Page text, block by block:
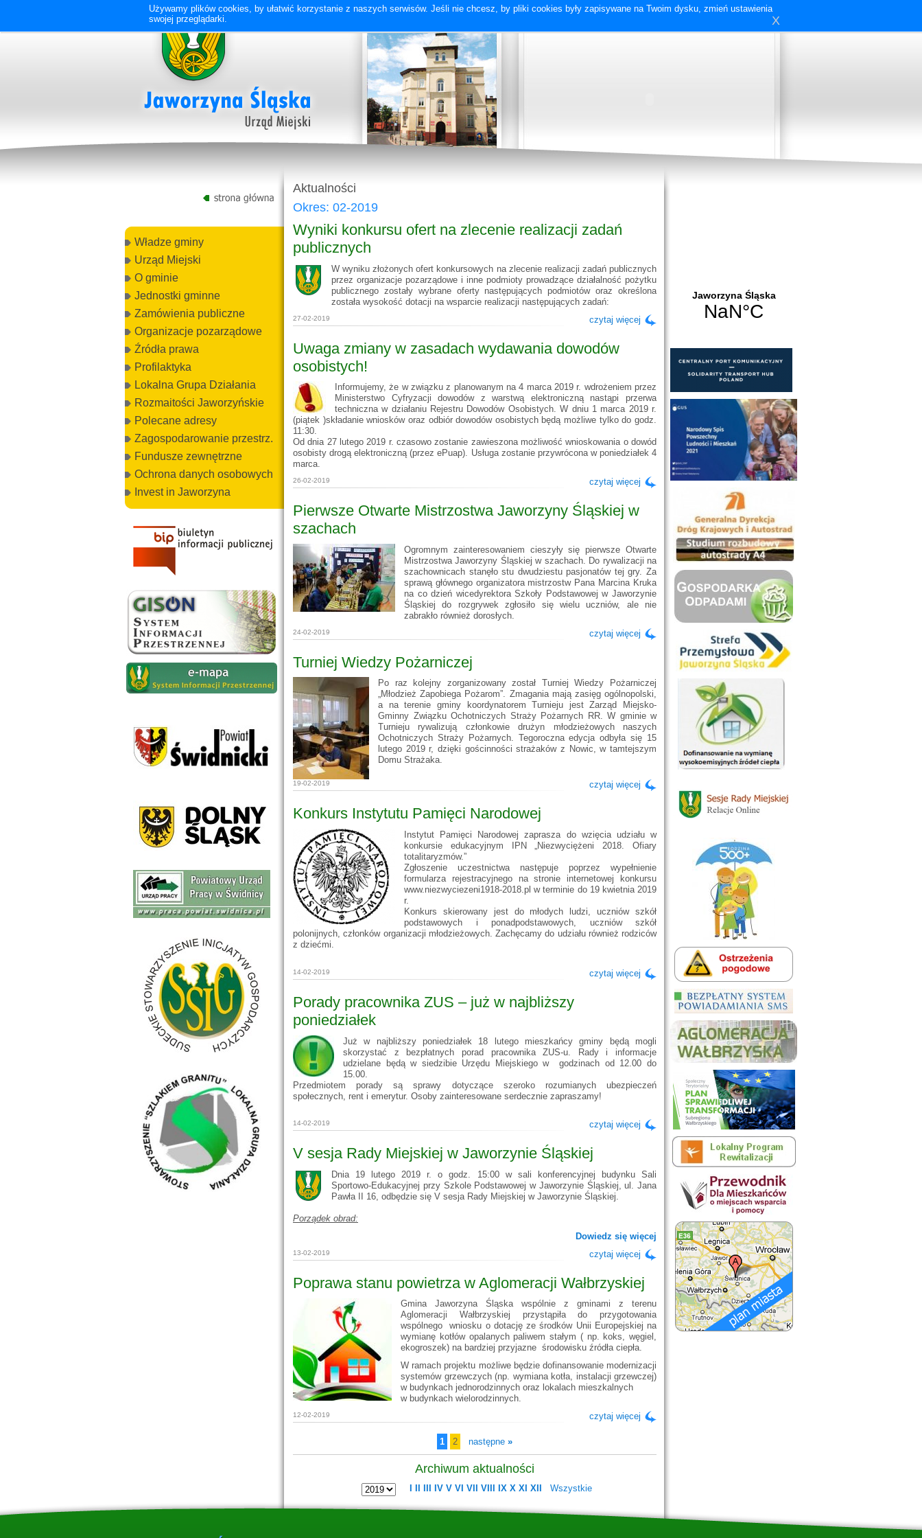
Władze gminy
Urząd Miejski
O gminie
Jednostki gminne
Zamówienia publiczne
Organizacje pozarządowe
Źródła prawa
Profilaktyka
Lokalna Grupa Działania
Rozmaitości Jaworzyńskie
Polecane adresy
Zagospodarowanie przestrz.
Fundusze zewnętrzne
Ochrona danych osobowych
Invest in Jaworzyna
Aktualności
Okres: 02-2019
Wyniki konkursu ofert na zlecenie realizacji zadań
publicznych
W wyniku złożonych ofert konkursowych na zlecenie realizacji zadań publicznych
przez organizacje pozarządowe i inne podmioty prowadzące działalność pożytku
publicznego zostały wybrane oferty następujących podmiotów oraz określona
została wysokość dotacji na wsparcie realizacji następujących zadań:
27-02-2019 czytaj więcej
Uwaga zmiany w zasadach wydawania dowodów
osobistych!
Informujemy, że w związku z planowanym na 4 marca 2019 r. wdrożeniem przez
Ministerstwo Cyfryzacji dowodów z warstwą elektroniczną nastąpi przerwa
techniczna w działaniu Rejestru Dowodów Osobistych. W dniu 1 marca 2019 r.
(piątek )składanie wniosków oraz odbiór dowodów osobistych będą możliwe tylko do godz.
11:30.
Od dnia 27 lutego 2019 r. czasowo zostanie zawieszona możliwość wnioskowania o dowód
osobisty drogą elektroniczną (przez ePuap). Usługa zostanie przywrócona w poniedziałek 4
marca.
26-02-2019 czytaj więcej
Pierwsze Otwarte Mistrzostwa Jaworzyny Śląskiej w
szachach
Ogromnym zainteresowaniem cieszyły się pierwsze Otwarte
Mistrzostwa Jaworzyny Śląskiej w szachach. Do rywalizacji na
szachownicach stanęło stu dwudziestu pasjonatów tej gry. Za
sprawą głównego organizatora mistrzostw Pana Marcina Kruka
na co dzień wicedyrektora Szkoły Podstawowej w Jaworzynie
Śląskiej do rozgrywek zgłosiło się wielu uczniów, ale nie
zabrakło również dorosłych.
24-02-2019 czytaj więcej
Turniej Wiedzy Pożarniczej
Po raz kolejny zorganizowany został Turniej Wiedzy Pożarniczej
„Młodzież Zapobiega Pożarom”. Zmagania mają zasięg ogólnopolski,
a na terenie gminy koordynatorem Turnieju jest Zarząd Miejsko-
Gminny Związku Ochotniczych Straży Pożarnych RR. W gminie w
Turnieju rywalizują członkowie drużyn młodzieżowych naszych
Ochotniczych Straży Pożarnych. Tegoroczna edycja odbyła się 15
lutego 2019 r, dzięki gościnności strażaków z Nowic, w tamtejszym
Domu Strażaka.
19-02-2019 czytaj więcej
Konkurs Instytutu Pamięci Narodowej
Instytut Pamięci Narodowej zaprasza do wzięcia udziału w
konkursie edukacyjnym IPN „Niezwyciężeni 2018. Ofiary
totalitaryzmów.”
Zgłoszenie uczestnictwa następuje poprzez wypełnienie
formularza rejestracyjnego na stronie internetowej konkursu
www.niezwyciezeni1918-2018.pl w terminie do 19 kwietnia 2019
r.
Konkurs skierowany jest do młodych ludzi, uczniów szkół
podstawowych i ponadpodstawowych, uczniów szkół
polonijnych, członków organizacji młodzieżowych. Zachęcamy do udziału również rodziców
z dziećmi.
14-02-2019 czytaj więcej
Porady pracownika ZUS – już w najbliższy
poniedziałek
Już w najbliższy poniedziałek 18 lutego mieszkańcy gminy będą mogli
skorzystać z bezpłatnych porad pracownika ZUS-u. Rady i informacje
udzielane będą w siedzibie Urzędu Miejskiego w godzinach od 12.00 do
15.00.
Przedmiotem porady są sprawy dotyczące szeroko rozumianych ubezpieczeń
społecznych, rent i emerytur. Osoby zainteresowane serdecznie zapraszamy!
14-02-2019 czytaj więcej
V sesja Rady Miejskiej w Jaworzynie Śląskiej
Dnia 19 lutego 2019 r. o godz. 15:00 w sali konferencyjnej budynku Sali
Sportowo-Edukacyjnej przy Szkole Podstawowej w Jaworzynie Śląskiej, ul. Jana
Pawła II 16, odbędzie się V sesja Rady Miejskiej w Jaworzynie Śląskiej.
Porządek obrad:
Dowiedz się więcej
13-02-2019 czytaj więcej
Poprawa stanu powietrza w Aglomeracji Wałbrzyskiej
Gmina Jaworzyna Śląska wspólnie z gminami z terenu
Aglomeracji Wałbrzyskiej przystąpiła do przygotowania
wspólnego wniosku o dotację ze środków Unii Europejskiej na
wymianę kotłów opalanych paliwem stałym ( np. koks, węgiel,
ekogroszek) na bardziej przyjazne środowisku źródła ciepła.
W ramach projektu możliwe będzie dofinansowanie modernizacji
systemów grzewczych (np. wymiana kotła, instalacji grzewczej)
w budynkach jednorodzinnych oraz lokalach mieszkalnych
w budynkach wielorodzinnych.
12-02-2019 czytaj więcej
1 2 następne »
Archiwum aktualności
I II III IV V VI VII VIII IX X XI XII Wszystkie
Używamy plików cookies, by ułatwić korzystanie z naszych serwisów. Jeśli nie chcesz, by pliki cookies były zapisywane na Twoim dysku, zmień ustawienia
swojej przeglądarki.
X